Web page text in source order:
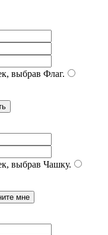
выбрав Флаг.
выбрав Чашку.